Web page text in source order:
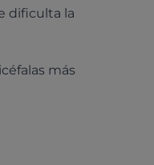
dificulta la
más